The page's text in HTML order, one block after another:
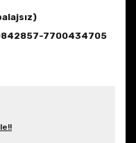
7700434705